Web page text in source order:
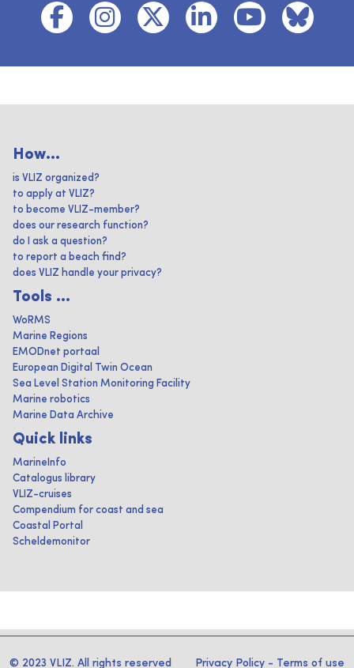
How...
is VLIZ organized?
to apply at VLIZ?
to become VLIZ-member?
does our research function?
do I ask a question?
to report a beach find?
does VLIZ handle your privacy?
Tools ...
WoRMS
Marine Regions
EMODnet portaal
European Digital Twin Ocean
Sea Level Station Monitoring Facility
Marine robotics
Marine Data Archive
Quick links
MarineInfo
Catalogus library
VLIZ-cruises
Compendium for coast and sea
Coastal Portal
Scheldemonitor
© 2023 VLIZ. All rights reserved Privacy Policy - Terms of use